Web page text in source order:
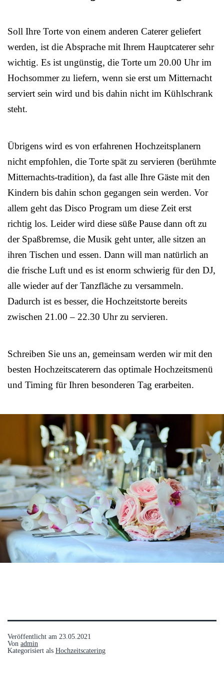
Soll Ihre Torte von einem anderen Caterer geliefert
werden, ist die Absprache mit Ihrem Hauptcaterer sehr
wichtig. Es ist ungünstig, die Torte um 20.00 Uhr im
Hochsommer zu liefern, wenn sie erst um Mitternacht
serviert sein wird und bis dahin nicht im Kühlschrank
steht.
Übrigens wird es von erfahrenen Hochzeitsplanern
nicht empfohlen, die Torte spät zu servieren (berühmte
Mitternachts-tradition), da fast alle Ihre Gäste mit den
Kindern bis dahin schon gegangen sein werden. Vor
allem geht das Disco Program um diese Zeit erst
richtig los. Leider wird diese süße Pause dann oft zu
der Spaßbremse, die Musik geht unter, alle sitzen an
ihren Tischen und essen. Dann will man natürlich an
die frische Luft und es ist enorm schwierig für den DJ,
alle wieder auf der Tanzfläche zu versammeln.
Dadurch ist es besser, die Hochzeitstorte bereits
zwischen 21.00 – 22.30 Uhr zu servieren.
Schreiben Sie uns an, gemeinsam werden wir mit den
besten Hochzeitscaterern das optimale Hochzeitsmenü
und Timing für Ihren besonderen Tag erarbeiten.
Veröffentlicht am 23.05.2021
Von admin
Kategorisiert als Hochzeitscatering